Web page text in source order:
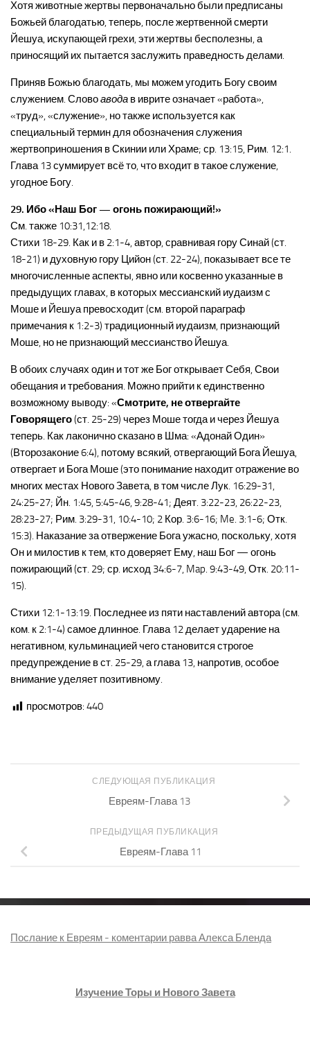
Хотя животные жертвы первоначально были предписаны
Божьей благодатью, теперь, после жертвенной смерти
Йешуа, искупающей грехи, эти жертвы бесполезны, а
приносящий их пытается заслужить праведность делами.
Приняв Божью благодать, мы можем угодить Богу своим
служением. Словоавода в иврите означает «работа»,
«труд», «служение», но также используется как
специальный термин для обозначения служения
жертвоприношения в Скинии или Храме; ср. 13:15, Рим. 12:1.
Глава 13 суммирует всё то, что входит в такое служение,
угодное Богу.
29. Ибо «Наш Бог — огонь пожирающий!»
См. также 10:31,12:18.
Стихи 18-29. Как и в 2:1-4, автор, сравнивая гору Синай (ст.
18-21) и духовную гору Цийон (ст. 22-24), показывает все те
многочисленные аспекты, явно или косвенно указанные в
предыдущих главах, в которых мессианский иудаизм с
Моше и Йешуа превосходит (см. второй параграф
примечания к 1:2-3) традиционный иудаизм, признающий
Моше, но не признающий мессианство Йешуа.
В обоих случаях один и тот же Бог открывает Себя, Свои
обещания и требования. Можно прийти к единственно
возможному выводу: «Смотрите, не отвергайте
Говорящего(ст. 25-29) через Моше тогда и через Йешуа
теперь. Как лаконично сказано в Шма: «Адонай Один»
(Второзаконие 6:4), потому всякий, отвергающий Бога Йешуа,
отвергает и Бога Моше (это понимание находит отражение во
многих местах Нового Завета, в том числе Лук. 16:29-31,
24:25-27; Йн. 1:45, 5:45-46, 9:28-41; Деят. 3:22-23, 26:22-23,
28:23-27; Рим. 3:29-31, 10:4-10; 2 Кор. 3:6-16; Me. 3:1-6; Отк.
15:3). Наказание за отвержение Бога ужасно, поскольку, хотя
Он и милостив к тем, кто доверяет Ему, наш Бог — огонь
пожирающий (ст. 29; ср. исход 34:6-7, Map. 9:43-49, Отк. 20:11-
15).
Стихи 12:1-13:19. Последнее из пяти наставлений автора (см.
ком. к 2:1-4) самое длинное. Глава 12 делает ударение на
негативном, кульминацией чего становится строгое
предупреждение в ст. 25-29, а глава 13, напротив, особое
внимание уделяет позитивному.
просмотров: 440
СЛЕДУЮЩАЯ ПУБЛИКАЦИЯ
Евреям-Глава 13
ПРЕДЫДУЩАЯ ПУБЛИКАЦИЯ
Евреям-Глава 11
Послание к Евреям - коментарии равва Алекса Бленда
Изучение Торы и Нового Завета